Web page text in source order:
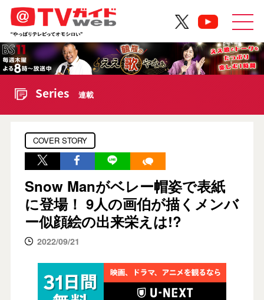
Series 連載
COVER STORY
Snow Manがベレー帽姿で表紙
に登場！ 9人の画伯が描くメンバ
ー似顔絵の出来栄えは!?
2022/09/21